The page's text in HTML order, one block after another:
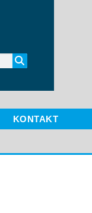
KONTAKT